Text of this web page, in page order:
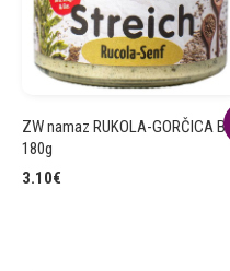
ZW namaz RUKOLA-GORČICA BIO
180g
3.10€